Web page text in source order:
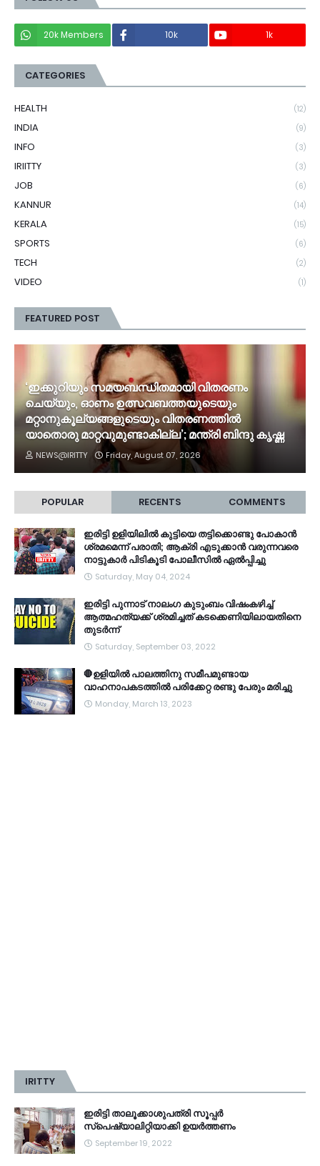
20k Members 10k 1k
CATEGORIES
HEALTH (12)
INDIA (9)
INFO (3)
IRIITTY (3)
JOB (6)
KANNUR (14)
KERALA (15)
SPORTS (6)
TECH (2)
VIDEO (1)
FEATURED POST
‘ഇക്കുറിയും സമയബന്ധിതമായി വിതരണം
ചെയ്യും, ഓണം ഉത്സവബത്തയുടെയും
മറ്റാനുകൂല്യങ്ങളുടെയും വിതരണത്തിൽ
യാതൊരു മാറ്റവുമുണ്ടാകില്ല’; മന്ത്രി ബിന്ദു കൃഷ്ണ
NEWS@IRITTY Friday, August 07, 2026
POPULAR RECENTS COMMENTS
ഇരിട്ടി ഉളിയിലിൽ കുട്ടിയെ തട്ടിക്കൊണ്ടു പോകാൻ
ശ്രമമെന്ന് പരാതി; ആക്രി എടുക്കാൻ വരുന്നവരെ
നാട്ടുകാർ പിടികൂടി പോലീസിൽ ഏൽപ്പിച്ചു
Saturday, May 04, 2024
ഇരിട്ടി പുന്നാട് നാലംഗ കുടുംബം വിഷംകഴിച്ച്‌
ആത്മഹത്യക്ക് ശ്രമിച്ചത് കടക്കെണിയിലായതിനെ
തുടർന്ന്
Saturday, September 03, 2022
🛑ഉളിയിൽ പാലത്തിനു സമീപമുണ്ടായ
വാഹനാപകടത്തിൽ പരിക്കേറ്റ രണ്ടു പേരും മരിച്ചു
Monday, March 13, 2023
IRITTY
ഇരിട്ടി താലൂക്കാശുപത്രി സൂപ്പർ
സ്‌പെഷ്യാലിറ്റിയാക്കി ഉയർത്തണം
September 19, 2022